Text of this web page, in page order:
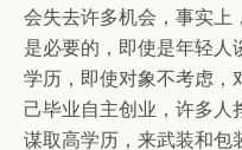
会失去许多机会，事实上
是必要的，即使是年轻
学历，即使对象不考虑，
己毕业自主创业，许多
谋取高学历，来武装和包